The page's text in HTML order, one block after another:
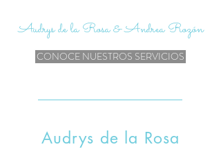
Audrys de la Rosa & Andrea Rozón
CONOCE NUESTROS SERVICIOS
Audrys de la Rosa